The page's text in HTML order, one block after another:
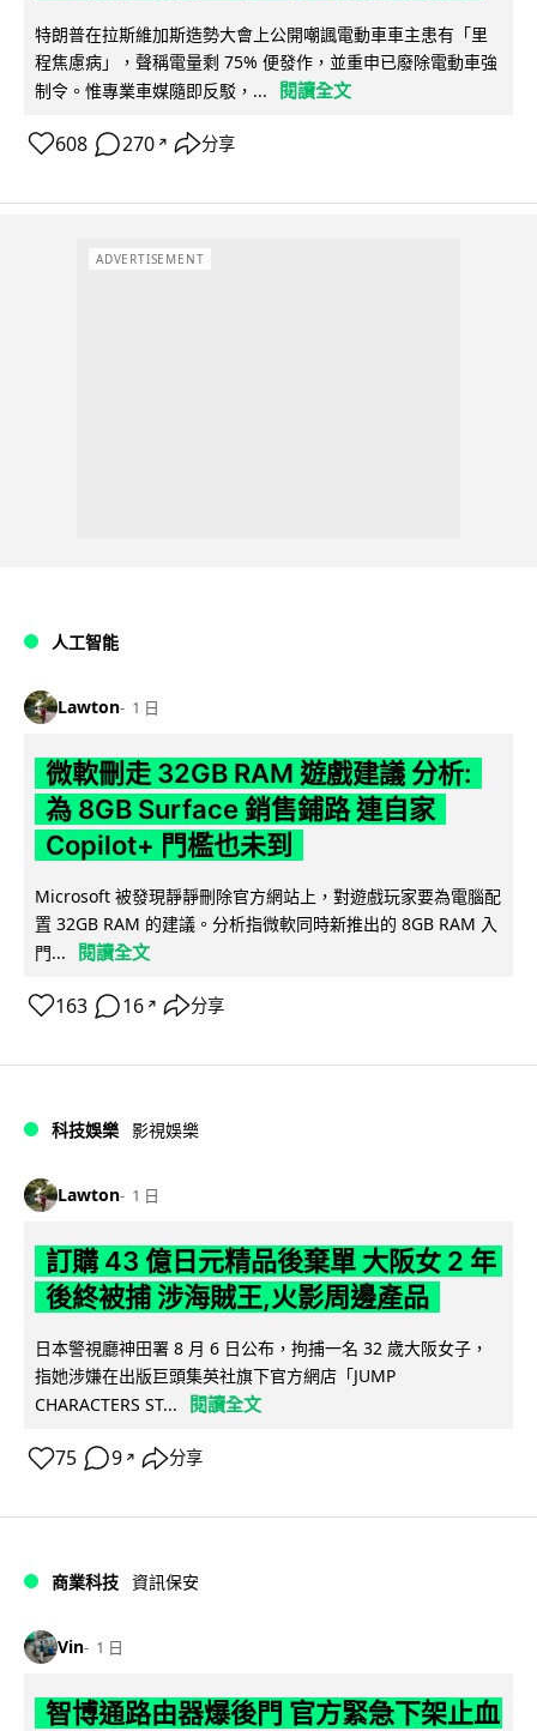
特朗普在拉斯維加斯造勢大會上公開嘲諷電動車車主患有「里
程焦慮病」，聲稱電量剩 75% 便發作，並重申已廢除電動車強
制令。惟專業車媒隨即反駁，...
閱讀全文
608 270 ↗ 分享
ADVERTISEMENT
人工智能
Lawton 1 日
微軟刪走 32GB RAM 遊戲建議 分析:
為 8GB Surface 銷售鋪路 連自家
Copilot+ 門檻也未到
Microsoft 被發現靜靜刪除官方網站上，對遊戲玩家要為電腦配
置 32GB RAM 的建議。分析指微軟同時新推出的 8GB RAM 入
門...
閱讀全文
163 16 ↗ 分享
科技娛樂 影視娛樂
Lawton 1 日
訂購 43 億日元精品後棄單 大阪女 2 年
後終被捕 涉海賊王,火影周邊產品
日本警視廳神田署 8 月 6 日公布，拘捕一名 32 歲大阪女子，
指她涉嫌在出版巨頭集英社旗下官方網店「JUMP
CHARACTERS ST...
閱讀全文
75 9 ↗ 分享
商業科技 資訊保安
Vin 1 日
智博通路由器爆後門 官方緊急下架止血